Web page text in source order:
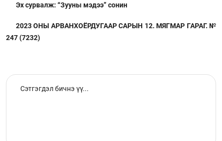
Эх сурвалж: “Зууны мэдээ” сонин
2023 ОНЫ АРВАНХОЁРДУГААР САРЫН 12. МЯГМАР ГАРАГ. №
247 (7232)